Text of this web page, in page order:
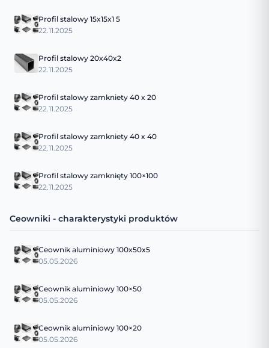
Profil stalowy 15x15x1 5
22.11.2025
Profil stalowy 20x40x2
22.11.2025
Profil stalowy zamkniety 40 x 20
22.11.2025
Profil stalowy zamkniety 40 x 40
22.11.2025
Profil stalowy zamknięty 100×100
22.11.2025
Ceowniki - charakterystyki produktów
Ceownik aluminiowy 100x50x5
05.05.2026
Ceownik aluminiowy 100×50
05.05.2026
Ceownik aluminiowy 100×20
05.05.2026